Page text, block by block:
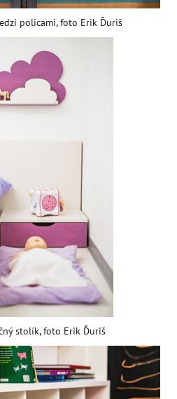
policami, foto Erik Ďuriš
stolík, foto Erik Ďuriš